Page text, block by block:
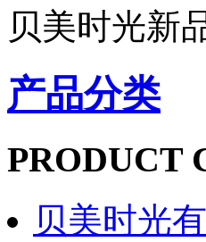
贝美时光新
产品分类
PRODUCT
贝美时光